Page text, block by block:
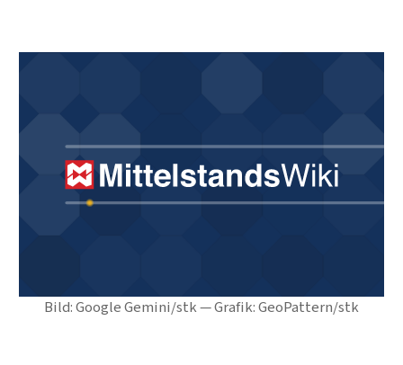
Bild: Google Gemini/stk — Grafik: GeoPattern/stk